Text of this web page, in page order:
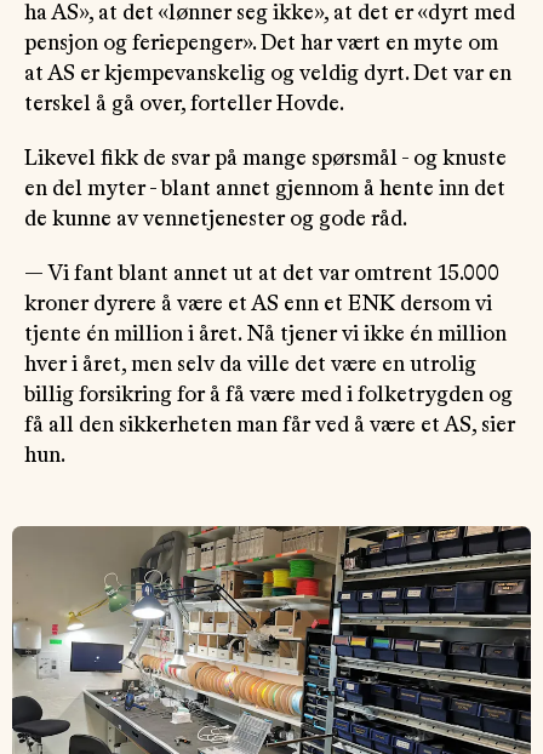
ha AS», at det «lønner seg ikke», at det er «dyrt med
pensjon og feriepenger». Det har vært en myte om
at AS er kjempevanskelig og veldig dyrt. Det var en
terskel å gå over, forteller Hovde.
Likevel fikk de svar på mange spørsmål - og knuste
en del myter - blant annet gjennom å hente inn det
de kunne av vennetjenester og gode råd.
— Vi fant blant annet ut at det var omtrent 15.000
kroner dyrere å være et AS enn et ENK dersom vi
tjente én million i året. Nå tjener vi ikke én million
hver i året, men selv da ville det være en utrolig
billig forsikring for å få være med i folketrygden og
få all den sikkerheten man får ved å være et AS, sier
hun.